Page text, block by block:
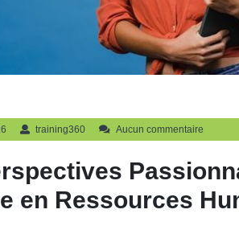
28
mai
training360 training360
Aucun commentaire
en Ressources